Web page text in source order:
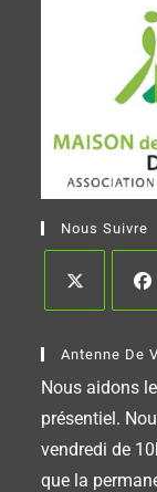
Nous Suivre
Antenne De
Nous aidons
présentiel.
vendredi de
que la